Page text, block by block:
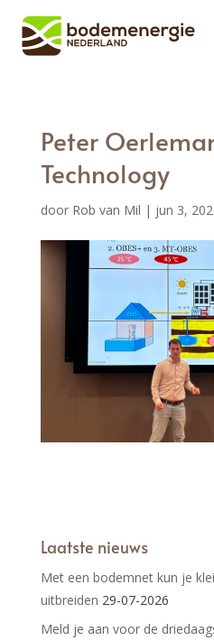
Peter
Technology
door Rob van Mil | jun 3,
Laatste nieuws
Met een bodemnet kun je
uitbreiden 29-07-2026
Meld je aan voor de